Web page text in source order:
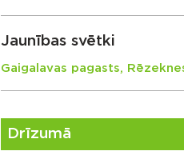
Jaunības svētki
Gaigalavas pagasts,
Drīzumā